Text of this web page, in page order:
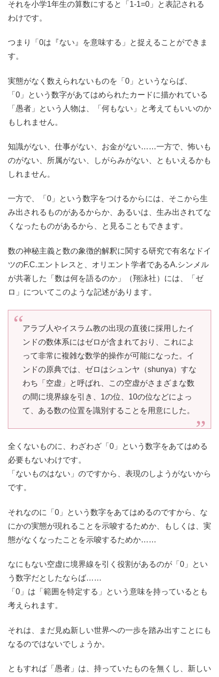
それを小学1年生の算数にすると「1-1=0」と表記される
わけです。
つまり「0は『ない』を意味する」と捉えることができま
す。
実態がなく数えられないものを「0」というならば、
「0」という数字があてはめられたカードに描かれている
「愚者」という人物は、「何もない」と考えてもいいのか
もしれません。
知識がない、仕事がない、お金がない……一方で、怖いも
のがない、所属がない、しがらみがない、ともいえるかも
しれません。
一方で、「0」という数字をつけるからには、そこから生
み出されるものがあるからか、あるいは、生み出されてな
くなったものがあるから、と見ることもできます。
数の神秘主義と数の象徴的解釈に関する研究で有名なドイ
ツのF.C.エントレスと、オリエント学者であるA.シンメル
が共著した「数は何を語るのか」（翔泳社）には、「ゼ
ロ」についてこのような記述があります。
アラブ人やイスラム教の出現の直後に採用したイ
ンドの数体系にはゼロが含まれており、これによ
って非常に複雑な数学的操作が可能になった。イ
ンドの原典では、ゼロはシュンヤ（shunya）すな
わち「空虚」と呼ばれ、この空虚がさまざまな数
の間に境界線を引き、1の位、10の位などによっ
て、ある数の位置を識別することを用意にした。
全くないものに、わざわざ「0」という数字をあてはめる
必要もないわけです。
「ないものはない」のですから、表現のしようがないから
です。
それなのに「0」という数字をあてはめるのですから、な
にかの実態が現れることを示唆するためか、もしくは、実
態がなくなったことを示唆するためか……
なにもない空虚に境界線を引く役割があるのが「0」とい
う数字だとしたならば……
「0」は「範囲を特定する」という意味を持っているとも
考えられます。
それは、まだ見ぬ新しい世界への一歩を踏み出すことにも
なるのではないでしょうか。
ともすれば「愚者」は、持っていたものを無くし、新しい